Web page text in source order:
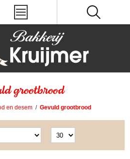
grootbrood
en desem / Gevuld grootbrood